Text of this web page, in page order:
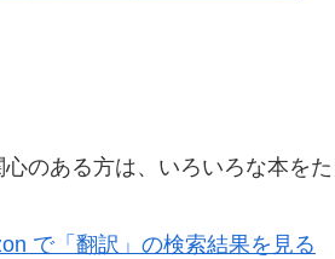
のある方は、いろいろな本を
で「翻訳」の検索結果を見る